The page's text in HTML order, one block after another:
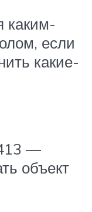
каким-
если
какие-
—
объект